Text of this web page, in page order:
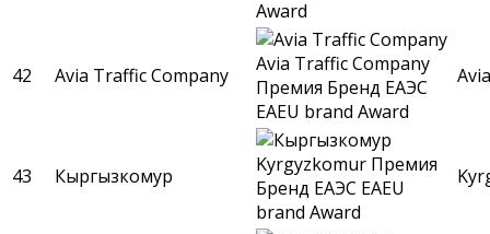
42 Avia Traffic Company
43 Кыргызкомур